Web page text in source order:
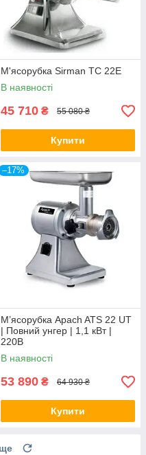
М'ясорубка Sirman ТС 22Е
В наявності
45 710 ₴ 55 080 ₴
Купити
–17%
М’ясорубка Apach ATS 22 UT
| Повний унгер | 1,1 кВт |
220В
В наявності
53 890 ₴ 64 930 ₴
Купити